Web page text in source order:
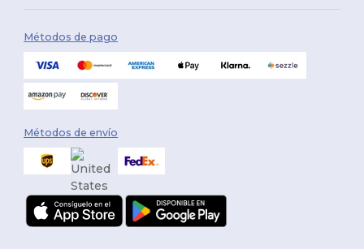
Métodos de pago
Métodos de envío